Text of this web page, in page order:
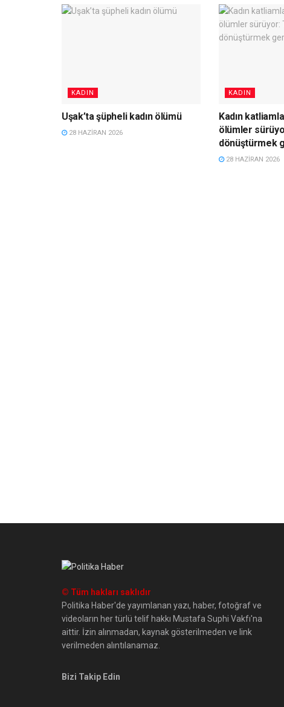
KADIN
Uşak’ta şüpheli kadın ölümü
28 HAZIRAN 2026
KADIN
Kadın
ölümler
dönüştürmek
28 HAZIRAN 2026
© Tüm hakları saklıdır
Politika Haber'de yayımlanan yazı, haber, fotoğraf ve
videoların her türlü telif hakkı Mustafa Suphi Vakfı'na
aittir. İzin alınmadan, kaynak gösterilmeden ve link
verilmeden alıntılanamaz.
Bizi Takip Edin